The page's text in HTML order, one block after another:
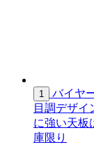
1 バイヤ
目調デザイ
に強い天板
庫限り